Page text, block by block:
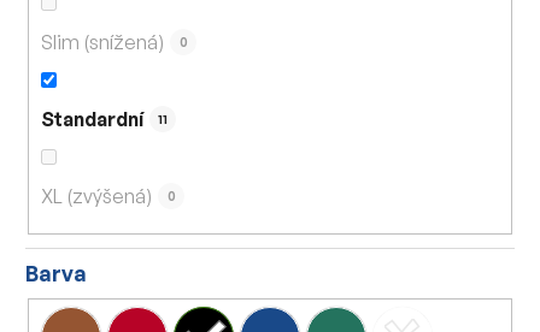
Slim (snížená) 0
Standardní 11
XL (zvýšená) 0
Barva